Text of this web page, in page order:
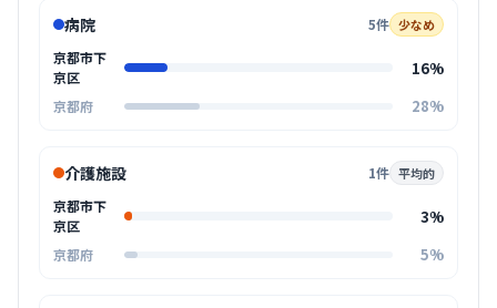
病院 5件 少なめ
京都市下
京区
16%
京都府 28%
介護施設 1件 平均的
京都市下
京区
3%
京都府 5%